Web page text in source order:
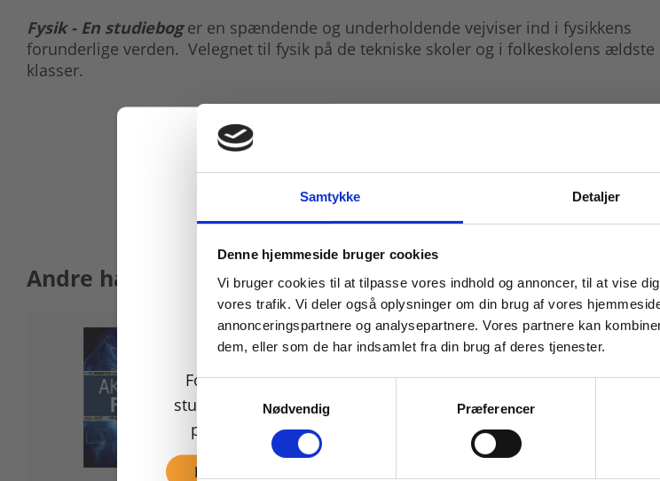
Samtykke Detaljer
Denne hjemmeside bruger cookies
Vi bruger cookies til at tilpasse vores indhold og annoncer, til at vise
vores trafik. Vi deler også oplysninger om din brug af vores
annonceringspartnere og analysepartnere. Vores partnere kan
dem, eller som de har indsamlet fra din brug af deres tjenester.
Samtykkevalg
Nødvendig
Præferencer
Fysik - En studieboger en spændende og underholdende vejviser ind i fysikkens
forunderlige verden. Velegnet til fysik på de tekniske skoler og i folkeskolens ældste
klasser.
Andre har også købt
Køb læremidler og find masterclasses mm.
For privatkunder og
studerende. Du får vist
priser inkl. moms.
Fortsæt som privat
For institutioner og
virksomheder. Du får
vist priser ekskl. moms.